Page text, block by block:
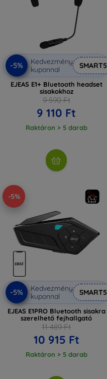
-5%
Kedvezmény
kuponnal
SMART5
EJEAS E1+ Bluetooth headset
sisakokhoz
9 590 Ft
9 110 Ft
Raktáron > 5 darab
-5%
-5%
Kedvezmény
kuponnal
SMART5
EJEAS E1PRO Bluetooth sisakra
szerelhető fejhallgató
11 489 Ft
10 915 Ft
Raktáron > 5 darab